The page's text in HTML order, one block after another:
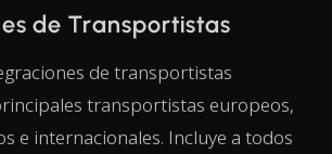
de Transportistas
de transportistas
transportistas europeos,
e internacionales. Incluye a todos